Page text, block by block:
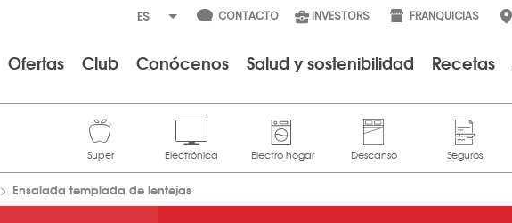
CONTACTO INVESTORS FRANQUICIAS
Ofertas Club Conócenos Salud y sostenibilidad Recetas
Ensalada templada de lentejas